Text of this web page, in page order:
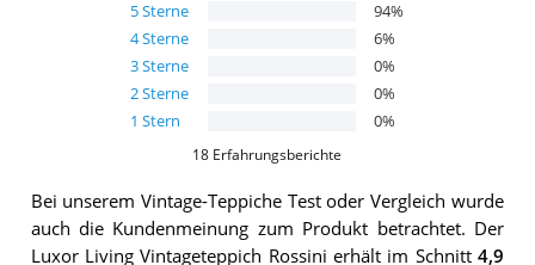
5Sterne 94%
4Sterne 6%
3Sterne 0%
2Sterne 0%
1 Stern 0%
18 Erfahrungsberichte
Bei unseremVintage-Teppiche Test oder Vergleich wurde
auch die Kundenmeinung zum Produkt betrachtet. Der
Luxor Living Vintageteppich Rossini erhält im Schnitt 4,9